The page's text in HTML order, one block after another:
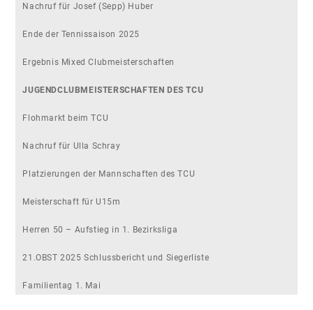
Nachruf für Josef (Sepp) Huber
Ende der Tennissaison 2025
Ergebnis Mixed Clubmeisterschaften
JUGENDCLUBMEISTERSCHAFTEN DES TCU
Flohmarkt beim TCU
Nachruf für Ulla Schray
Platzierungen der Mannschaften des TCU
Meisterschaft für U15m
Herren 50 – Aufstieg in 1. Bezirksliga
21.OBST 2025 Schlussbericht und Siegerliste
Familientag 1. Mai